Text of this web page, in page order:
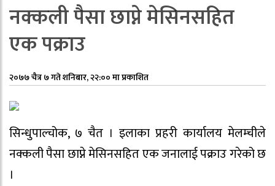
नक्कली पैसा छाप्ने मेसिनसहित
एक पक्राउ
२०७७ चैत्र ७ गते शनिबार, २२:०० मा प्रकाशित
सिन्धुपाल्चोक, ७ चैत । इलाका प्रहरी कार्यालय मेलम्चीले
नक्कली पैसा छाप्ने मेसिनसहित एक जनालाई पक्राउ गरेको छ
।